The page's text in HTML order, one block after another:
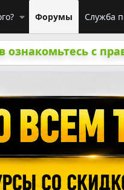
Форумы Служба
с